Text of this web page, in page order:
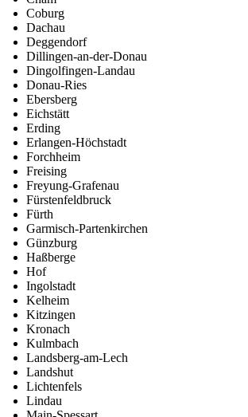
Coburg
Dachau
Deggendorf
Dillingen-an-der-Donau
Dingolfingen-Landau
Donau-Ries
Ebersberg
Eichstätt
Erding
Erlangen-Höchstadt
Forchheim
Freising
Freyung-Grafenau
Fürstenfeldbruck
Fürth
Garmisch-Partenkirchen
Günzburg
Haßberge
Hof
Ingolstadt
Kelheim
Kitzingen
Kronach
Kulmbach
Landsberg-am-Lech
Landshut
Lichtenfels
Lindau